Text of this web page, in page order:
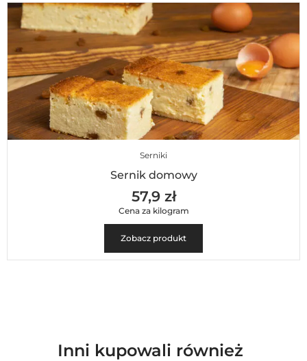
Serniki
Sernik domowy
57,9 zł
Cena za kilogram
Zobacz produkt
Inni kupowali również